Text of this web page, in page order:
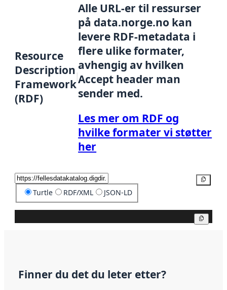
Resource
Description
Framework
(RDF)
Alle URL-er til ressurser
på data.norge.no kan
levere RDF-metadata i
flere ulike formater,
avhengig av hvilken
Accept header man
sender med.
Les mer om RDF og
hvilke formater vi støtter
her
Turtle RDF/XML JSON-LD
Finner du det du leter etter?